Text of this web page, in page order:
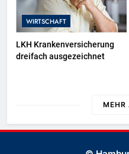
WIRTSCHAFT
LKH Krankenversicherung
dreifach ausgezeichnet
MEHR